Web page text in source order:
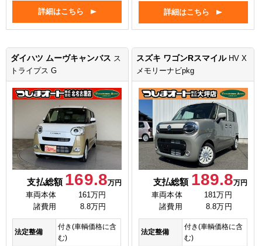
詳細はこちら 詳細はこちら
ダイハツ ムーヴキャンバス ス
トライプス G
支払総額 169.8万円
車両本体
161万円
諸費用
8.8万円
法定整備
付き(車輌価格に含
む)
スズキ ワゴンRスマイル HV X
メモリーナビpkg
支払総額 189.8万円
車両本体
181万円
諸費用
8.8万円
法定整備
付き(車輌価格に含
む)